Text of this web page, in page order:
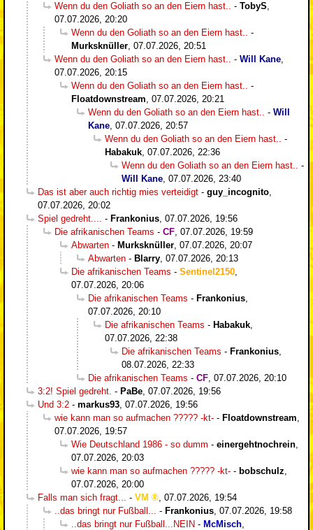
Wenn du den Goliath so an den Eiern hast.. - TobyS
07.07.2026, 20:20
Wenn du den Goliath so an den Eiern hast..
-
Murksknüller 07.07.2026, 20:51
Wenn du den Goliath so an den Eiern hast..
- Will Kane
07.07.2026, 20:15
Wenn du den Goliath so an den Eiern hast..
-
Floatdownstream 07.07.2026, 20:21
Wenn du den Goliath so an den Eiern hast..
- Will
Kane 07.07.2026, 20:57
Wenn du den Goliath so an den Eiern hast..
-
Habakuk 07.07.2026, 22:36
Wenn du den Goliath so an den Eiern hast..
-
Will Kane 07.07.2026, 23:40
Das ist aber auch richtig mies verteidigt - guy_incognito
07.07.2026, 20:02
Spiel gedreht....
- Frankonius 07.07.2026, 19:56
Die afrikanischen Teams - CF 07.07.2026, 19:59
Abwarten - Murksknüller 07.07.2026, 20:07
Abwarten - Blarry 07.07.2026, 20:13
Die afrikanischen Teams - Sentinel2150
07.07.2026, 20:06
Die afrikanischen Teams - Frankonius
07.07.2026, 20:10
Die afrikanischen Teams - Habakuk
07.07.2026, 22:38
Die afrikanischen Teams - Frankonius
08.07.2026, 22:33
Die afrikanischen Teams - CF 07.07.2026, 20:10
3:2! Spiel gedreht. - PaBe 07.07.2026, 19:56
Und 3:2 - markus93 07.07.2026, 19:56
wie kann man so aufmachen ????? -kt- - Floatdownstream
07.07.2026, 19:57
Wie Deutschland 1986 - so dumm - einergehtnochrein
07.07.2026, 20:03
wie kann man so aufmachen ????? -kt- - bobschulz
07.07.2026, 20:00
Falls man sich fragt...
- VM
07.07.2026, 19:54
..das bringt nur Fußball...
- Frankonius 07.07.2026, 19:58
..das bringt nur Fußball...NEIN - McMisch